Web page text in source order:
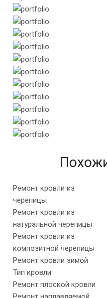
Ремонт кровли из
черепицы
Ремонт кровли из
натуральной черепицы
Ремонт кровли из
композитной черепицы
Ремонт кровли зимой
Тип кровли
Ремонт плоской кровли